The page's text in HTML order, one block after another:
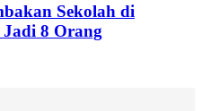
Sekolah di
8 Orang